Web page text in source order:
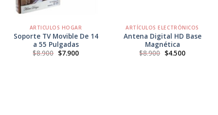
ARTICULOS HOGAR
Soporte TV Movible De 14
a 55 Pulgadas
$8.900 El
precio
$7.900El
precio
ARTÍCULOS ELECTRÓNICOS
Antena Digital HD Base
Magnética
$8.900 El
precio
$4.500El
precio